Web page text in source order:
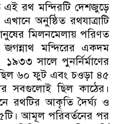
এই রথ মন্দিরটি দেশজুড়ে
অনুষ্ঠিত রথযাত্রাটি
মিলনমেলায় পরিণত
মন্দিরের একদম
সালে পুনর্নির্মাণের
ছিল ৬০ ফুট এবং চওড়া ৪৫
সবগুলোই ছিল কাঠের।
রথটির আকৃতি দৈর্ঘ্য ও
আমূল পরিবর্তনের পর